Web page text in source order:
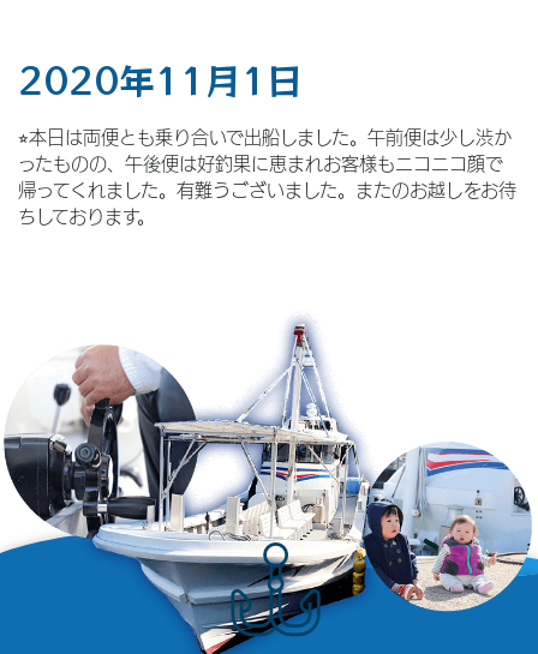
2020年11月1日
⭐︎本日は両便とも乗り合いで出船しました。午前便は少し渋か
ったものの、午後便は好釣果に恵まれお客様もニコニコ顔で
帰ってくれました。有難うございました。またのお越しをお待
ちしております。